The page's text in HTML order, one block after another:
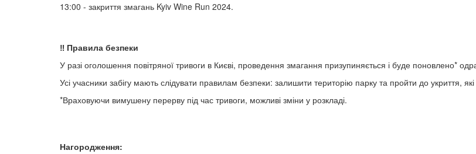
13:00 - закриття змагань Kyiv Wine Run 2024.
‼️ Правила безпеки
У разі оголошення повітряної тривоги в Києві, проведення змагання призупиняється і буде поновлено*
Усі учасники забігу мають слідувати правилам безпеки: залишити територію парку та пройти до укриття,
*Враховуючи вимушену перерву під час тривоги, можливі зміни у розкладі.
Нагородження: